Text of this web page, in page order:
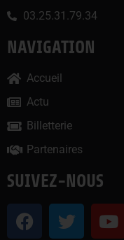
03.25.31.79.34
NAVIGATION
Accueil
Actu
Billetterie
Partenaires
SUIVEZ-NOUS